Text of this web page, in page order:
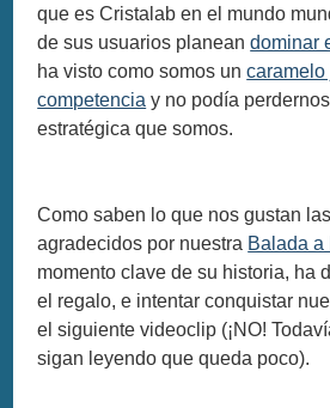
que es Cristalab en el mundo
de sus usuarios planeandominar
ha visto como somos uncaramelo
competencia y no podía
estratégica que somos.
Como saben lo que nos gustan
agradecidos por nuestra Balada a
momento clave de su historia, ha
el regalo, e intentar conquistar
el siguiente videoclip (¡NO!
sigan leyendo que queda poco).